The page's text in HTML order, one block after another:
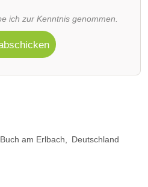
ich zur Kenntnis genommen.
Buch am Erlbach
Deutschland